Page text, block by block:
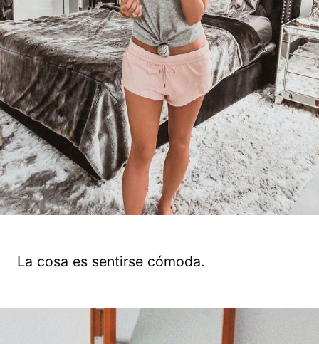
La cosa es sentirse cómoda.